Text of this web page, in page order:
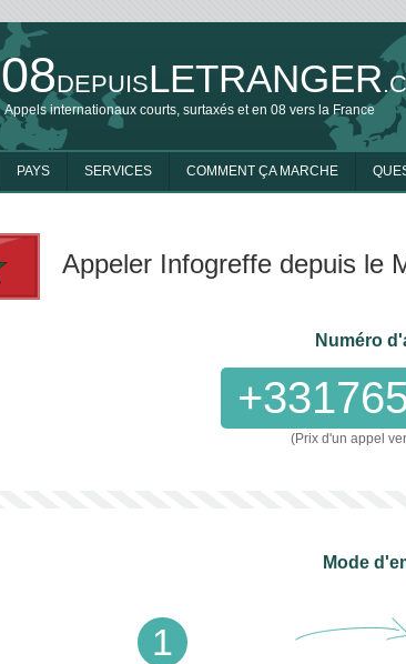
08DEPUISLETRANGER
Appels internationaux courts, surtaxés et en 08 vers la France
PAYS SERVICES COMMENT ÇA MARCHE
Appeler Infogreffe depuis le
Numéro
(Prix d'un appel
Mode
1